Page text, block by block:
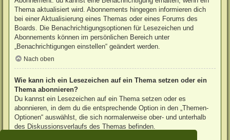
Thema aktualisiert wird. Abonnements hingegen informieren dich
bei einer Aktualisierung eines Themas oder eines Forums des
Boards. Die Benachrichtigungsoptionen für Lesezeichen und
Abonnements können im persönlichen Bereich unter
„Benachrichtigungen einstellen“ geändert werden.
Nach oben
Wie kann ich ein Lesezeichen auf ein Thema setzen oder ein
Thema abonnieren?
Du kannst ein Lesezeichen auf ein Thema setzen oder es
abonnieren, in dem du die entsprechende Option in den „Themen-
Optionen“ auswählst, die sich normalerweise ober- und unterhalb
des Diskussionsverlaufs des Themas befinden.